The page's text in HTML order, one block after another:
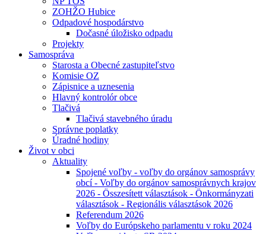
ZOHŽO Hubice
Odpadové hospodárstvo
Dočasné úložisko odpadu
Projekty
Samospráva
Starosta a Obecné zastupiteľstvo
Komisie OZ
Zápisnice a uznesenia
Hlavný kontrolór obce
Tlačivá
Tlačivá stavebného úradu
Správne poplatky
Úradné hodiny
Život v obci
Aktuality
Spojené voľby - voľby do orgánov samosprávy
obcí - Voľby do orgánov samosprávnych krajov
2026 - Összesített választások - Önkormányzati
választások - Regionális választások 2026
Referendum 2026
Voľby do Európskeho parlamentu v roku 2024